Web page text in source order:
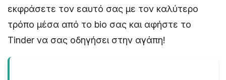
εκφράσετε τον εαυτό σας με τον καλύτερο
τρόπο μέσα από το bio σας και αφήστε το
Tinder να σας οδηγήσει στην αγάπη!